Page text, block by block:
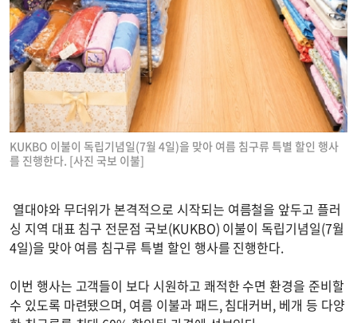
KUKBO 이불이 독립기념일(7월 4일)을 맞아 여름 침구류 특별 할인 행사
를 진행한다. [사진 국보 이불]
열대야와 무더위가 본격적으로 시작되는 여름철을 앞두고 플러
싱 지역 대표 침구 전문점 국보(KUKBO) 이불이 독립기념일(7월
4일)을 맞아 여름 침구류 특별 할인 행사를 진행한다.
이번 행사는 고객들이 보다 시원하고 쾌적한 수면 환경을 준비할
수 있도록 마련됐으며, 여름 이불과 패드, 침대커버, 베개 등 다양